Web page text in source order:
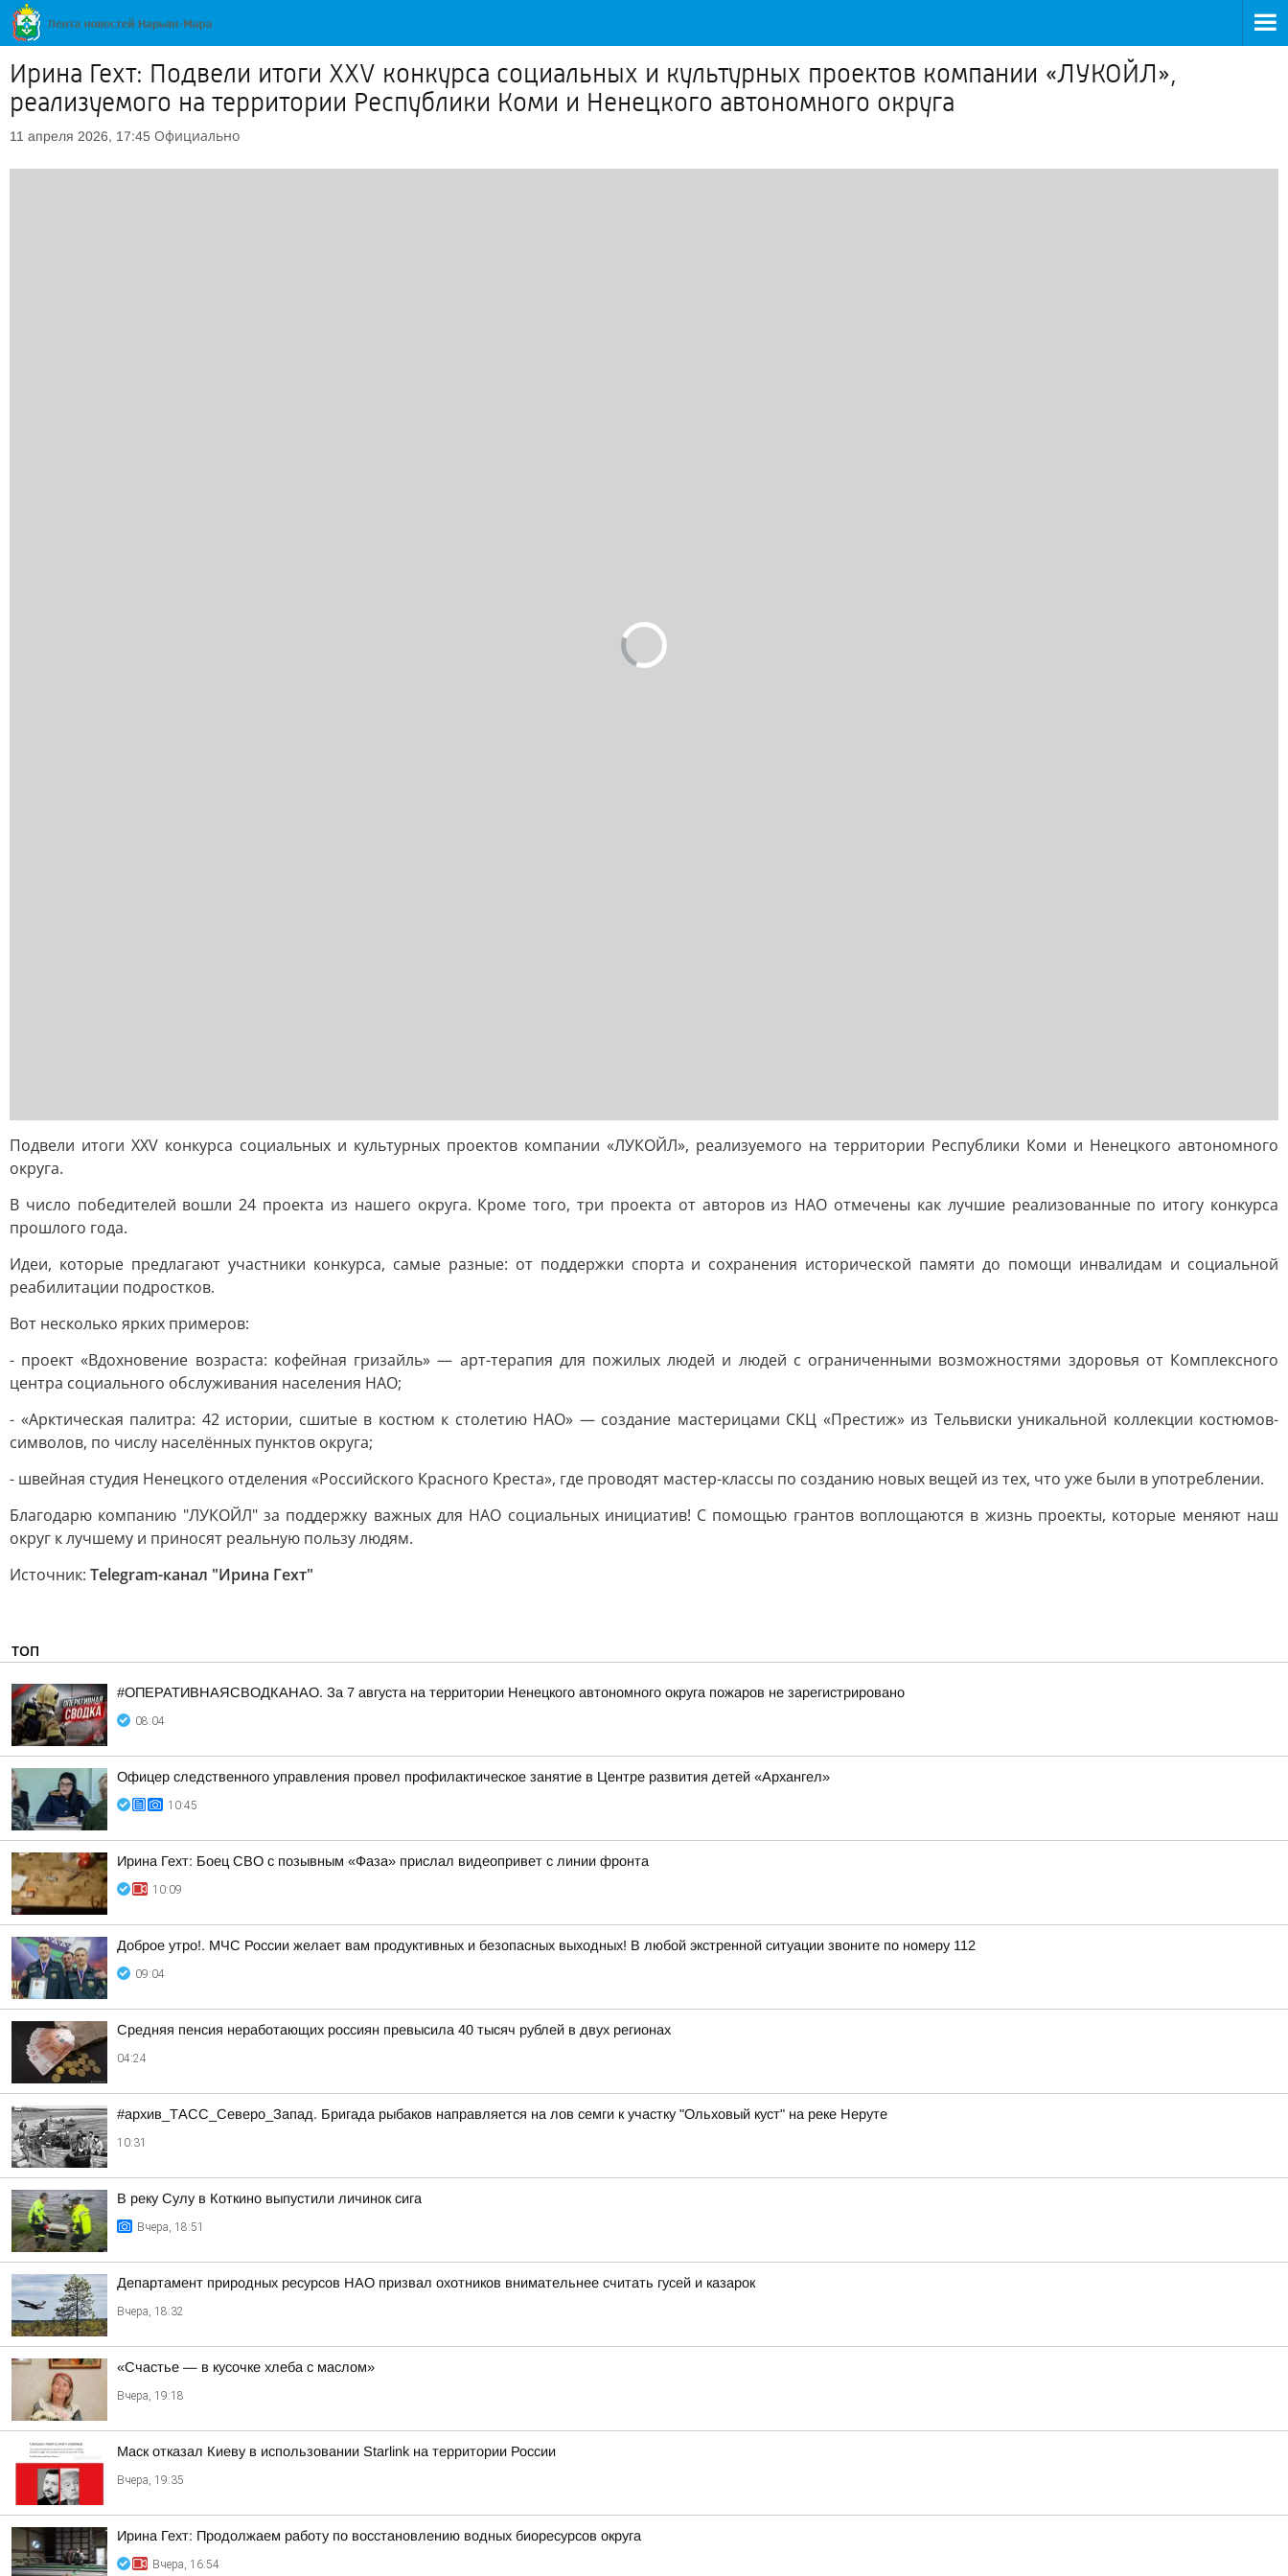
Ирина Гехт: Подвели итоги XXV конкурса социальных и культурных проектов компании «ЛУКОЙЛ»,
реализуемого на территории Республики Коми и Ненецкого автономного округа
11 апреля 2026, 17:45 Официально
Подвели итоги XXV конкурса социальных и культурных проектов компании «ЛУКОЙЛ», реализуемого на территории Республики Коми и Ненецкого автономного
округа.
В число победителей вошли 24 проекта из нашего округа. Кроме того, три проекта от авторов из НАО отмечены как лучшие реализованные по итогу конкурса
прошлого года.
Идеи, которые предлагают участники конкурса, самые разные: от поддержки спорта и сохранения исторической памяти до помощи инвалидам и социальной
реабилитации подростков.
Вот несколько ярких примеров:
- проект «Вдохновение возраста: кофейная гризайль» — арт-терапия для пожилых людей и людей с ограниченными возможностями здоровья от Комплексного
центра социального обслуживания населения НАО;
- «Арктическая палитра: 42 истории, сшитые в костюм к столетию НАО» — создание мастерицами СКЦ «Престиж» из Тельвиски уникальной коллекции костюмов-
символов, по числу населённых пунктов округа;
- швейная студия Ненецкого отделения «Российского Красного Креста», где проводят мастер-классы по созданию новых вещей из тех, что уже были в употреблении.
Благодарю компанию "ЛУКОЙЛ" за поддержку важных для НАО социальных инициатив! С помощью грантов воплощаются в жизнь проекты, которые меняют наш
округ к лучшему и приносят реальную пользу людям.
Источник: Telegram-канал "Ирина Гехт"
ТОП
#ОПЕРАТИВНАЯСВОДКАНАО. За 7 августа на территории Ненецкого автономного округа пожаров не зарегистрировано
08:04
Офицер следственного управления провел профилактическое занятие в Центре развития детей «Архангел»
10:45
Ирина Гехт: Боец СВО с позывным «Фаза» прислал видеопривет с линии фронта
10:09
Доброе утро!. МЧС России желает вам продуктивных и безопасных выходных! В любой экстренной ситуации звоните по номеру 112
09:04
Средняя пенсия неработающих россиян превысила 40 тысяч рублей в двух регионах
04:24
#архив_ТАСС_Северо_Запад. Бригада рыбаков направляется на лов семги к участку "Ольховый куст" на реке Неруте
10:31
В реку Сулу в Коткино выпустили личинок сига
Вчера, 18:51
Департамент природных ресурсов НАО призвал охотников внимательнее считать гусей и казарок
Вчера, 18:32
«Счастье — в кусочке хлеба с маслом»
Вчера, 19:18
Маск отказал Киеву в использовании Starlink на территории России
Вчера, 19:35
Ирина Гехт: Продолжаем работу по восстановлению водных биоресурсов округа
Вчера, 16:54